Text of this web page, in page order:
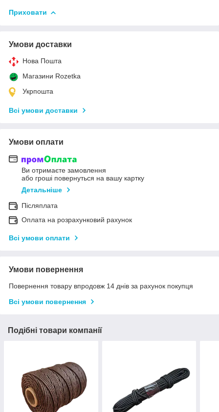
Приховати
Умови доставки
Нова Пошта
Магазини Rozetka
Укрпошта
Всі умови доставки
Умови оплати
Ви отримаєте замовлення
або гроші повернуться на вашу картку
Детальніше
Післяплата
Оплата на розрахунковий рахунок
Всі умови оплати
Умови повернення
Повернення товару впродовж 14 днів за рахунок покупця
Всі умови повернення
Подібні товари компанії